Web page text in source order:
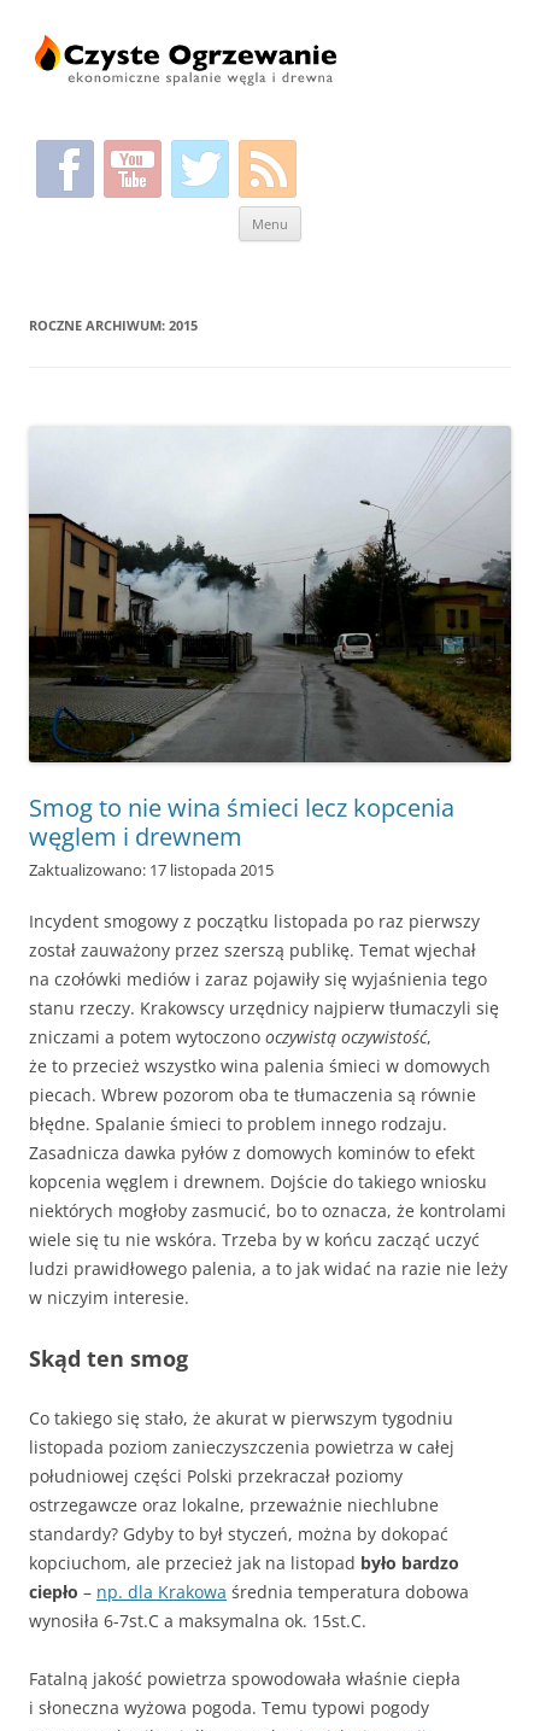
Menu
ROCZNE ARCHIWUM: 2015
Smog to nie wina śmieci lecz kopcenia
węglem i drewnem
Zaktualizowano: 17 listopada 2015
Incydent smogowy z początku listopada po raz pierwszy
został zauważony przez szerszą publikę. Temat wjechał
na czołówki mediów i zaraz pojawiły się wyjaśnienia tego
stanu rzeczy. Krakowscy urzędnicy najpierw tłumaczyli się
zniczami a potem wytoczono oczywistą oczywistość,
że to przecież wszystko wina palenia śmieci w domowych
piecach. Wbrew pozorom oba te tłumaczenia są równie
błędne. Spalanie śmieci to problem innego rodzaju.
Zasadnicza dawka pyłów z domowych kominów to efekt
kopcenia węglem i drewnem. Dojście do takiego wniosku
niektórych mogłoby zasmucić, bo to oznacza, że kontrolami
wiele się tu nie wskóra. Trzeba by w końcu zacząć uczyć
ludzi prawidłowego palenia, a to jak widać na razie nie leży
w niczyim interesie.
Skąd ten smog
Co takiego się stało, że akurat w pierwszym tygodniu
listopada poziom zanieczyszczenia powietrza w całej
południowej części Polski przekraczał poziomy
ostrzegawcze oraz lokalne, przeważnie niechlubne
standardy? Gdyby to był styczeń, można by dokopać
kopciuchom, ale przecież jak na listopad było bardzo
ciepło – np. dla Krakowa średnia temperatura dobowa
wynosiła 6-7st.C a maksymalna ok. 15st.C.
Fatalną jakość powietrza spowodowała właśnie ciepła
i słoneczna wyżowa pogoda. Temu typowi pogody